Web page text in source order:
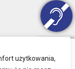
użytkowania,